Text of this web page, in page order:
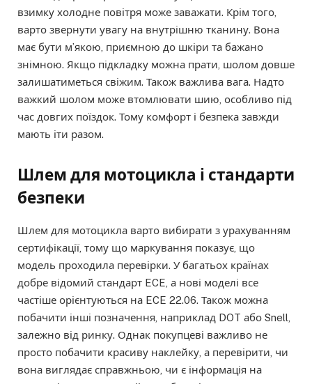
взимку холодне повітря може заважати. Крім того,
варто звернути увагу на внутрішню тканину. Вона
має бути м’якою, приємною до шкіри та бажано
знімною. Якщо підкладку можна прати, шолом довше
залишатиметься свіжим. Також важлива вага. Надто
важкий шолом може втомлювати шию, особливо під
час довгих поїздок. Тому комфорт і безпека завжди
мають іти разом.
Шлем для мотоцикла і стандарти
безпеки
Шлем для мотоцикла варто вибирати з урахуванням
сертифікації, тому що маркування показує, що
модель проходила перевірки. У багатьох країнах
добре відомий стандарт ECE, а нові моделі все
частіше орієнтуються на ECE 22.06. Також можна
побачити інші позначення, наприклад DOT або Snell,
залежно від ринку. Однак покупцеві важливо не
просто побачити красиву наклейку, а перевірити, чи
вона виглядає справжньою, чи є інформація на